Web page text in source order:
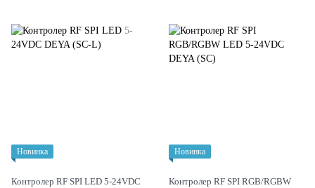
Новинка
Контролер RF SPI LED 5-24VDC
Новинка
Контролер RF SPI RGB/RGBW